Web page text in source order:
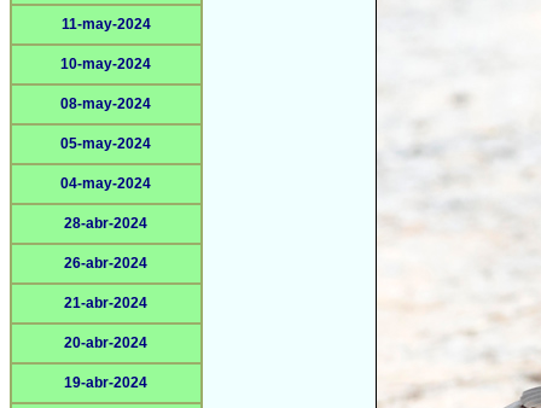
11-may-2024
10-may-2024
08-may-2024
05-may-2024
04-may-2024
28-abr-2024
26-abr-2024
21-abr-2024
20-abr-2024
19-abr-2024